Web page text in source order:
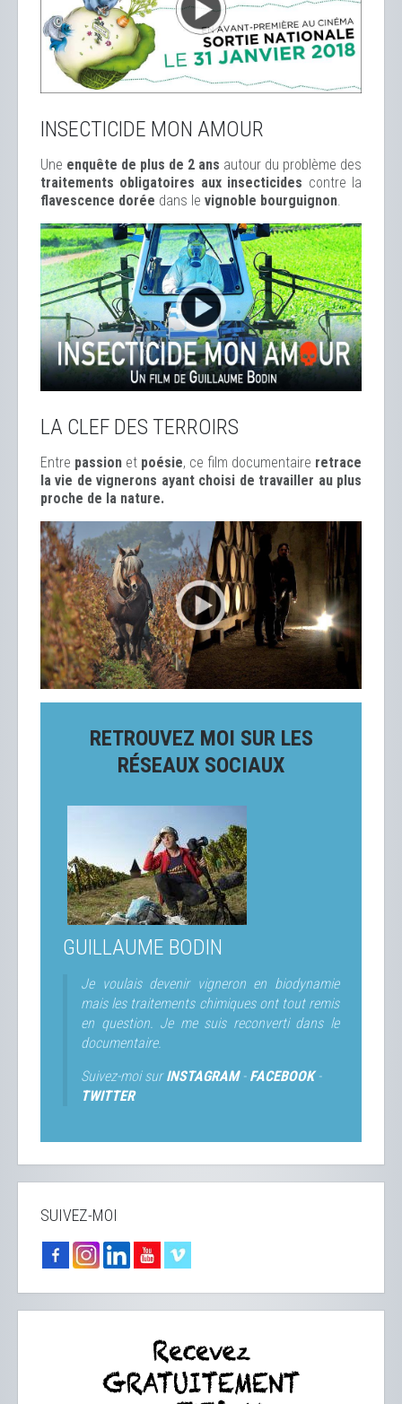
INSECTICIDE MON AMOUR
Une enquête de plus de 2 ans autour du problème des
traitements obligatoires aux insecticides contre la
flavescence dorée dans le vignoble bourguignon
LA CLEF DES TERROIRS
Entre passion et poésie, ce film documentaire retrace
la vie de vignerons ayant choisi de travailler au plus
proche de la nature.
RETROUVEZ MOI SUR LES
RÉSEAUX SOCIAUX
GUILLAUME BODIN
Je voulais devenir vigneron en biodynamie
mais les traitements chimiques ont tout remis
en question. Je me suis reconverti dans le
documentaire.
Suivez-moi surINSTAGRAM- FACEBOOK-
TWITTER
SUIVEZ-MOI